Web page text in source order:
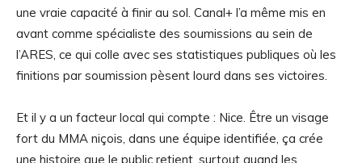
une vraie capacité à finir au sol. Canal+ l’a même mis en
avant comme spécialiste des soumissions au sein de
l’ARES, ce qui colle avec ses statistiques publiques où les
finitions par soumission pèsent lourd dans ses victoires.
Et il y a un facteur local qui compte : Nice. Être un visage
fort du MMA niçois, dans une équipe identifiée, ça crée
une histoire que le public retient, surtout quand les